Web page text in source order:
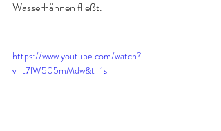
Wasserhähnen fließt.
https://www.youtube.com/watch?
v=t7lW505mMdw&t=1s